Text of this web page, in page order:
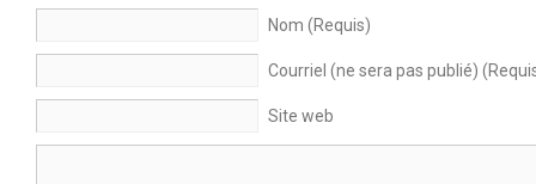
Nom (Requis)
Courriel (ne sera pas publié)
Site web